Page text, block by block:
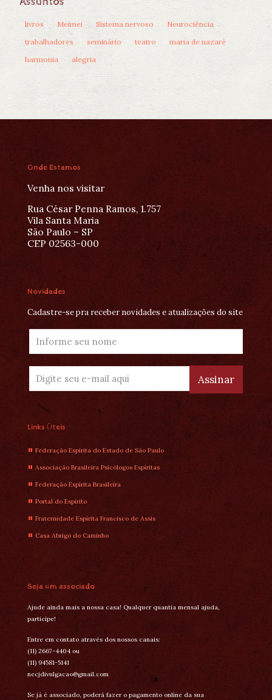
livros Meimei Sistema nervoso
Neurociência
trabalhadores
seminário teatro
maria de nazaré
harmonia
alegria
Onde Estamos
Venha nos visitar
Rua César Penna Ramos, 1.757
Vila Santa Maria
São Paulo – SP
CEP 02563-000
Novidades
Cadastre-se pra receber novidades e atualizações do site
Links Úteis
Federação Espírita do Estado de São Paulo
Associação Brasileira Psicólogos Espíritas
Federação Espírita Brasileira
Portal do Espírito
Fraternidade Espírita Francisco de Assis
Casa Abrigo do Caminho
Seja um associado
Ajude ainda mais a nossa casa! Qualquer quantia mensal ajuda,
participe!
Entre em contato através dos nossos canais:
(11) 2667-4404 ou
(11) 94581-5141
necjdivulgacao@gmail.com
Se já é associado, poderá fazer o pagamento online da sua